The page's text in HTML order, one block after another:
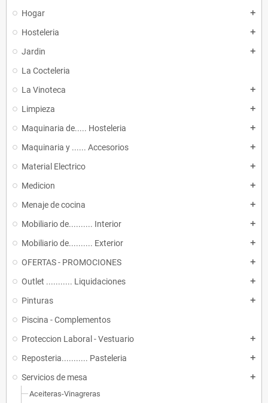
Hogar add
Hosteleria add
Jardin add
La Cocteleria
La Vinoteca
add
Limpieza add
Maquinaria de..... Hosteleria add
Maquinaria y ...... Accesorios add
Material Electrico add
Medicion add
Menaje de cocina add
Mobiliario de.......... Interior add
Mobiliario de.......... Exterior add
OFERTAS - PROMOCIONES add
Outlet ........... Liquidaciones add
Pinturas add
Piscina - Complementos
Proteccion Laboral - Vestuario
add
Reposteria........... Pasteleria add
Servicios de mesa add
Aceiteras-Vinagreras